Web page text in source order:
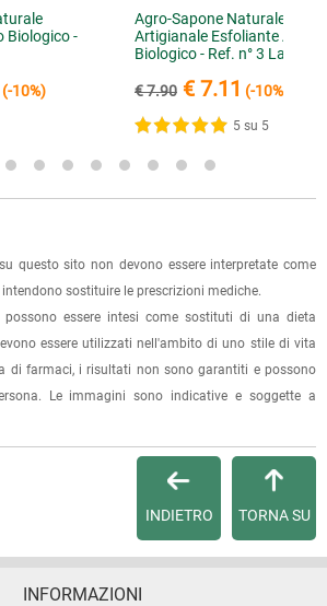
da anni ma solo saponi, da
i saponi della HERB SARDINIA uso
e nelle diverse profumazioni
verificata da eKomi
possibilità, seleziona l'opzione "Ritiro in
della scelta della modalità di
modo non ti verranno addebitate le
e sarai avvisato con una e-mail quando
da un riepilogo d'ordine,
se richiesta al momento dell'ordine
potrai verificare lo stato di lavorazione
spedizione.
contattaci via e-mail
Biologico -
(-10%)
Agro-Sapone Naturale
Artigianale Esfoliante Alloro
Biologico - Ref. n° 3 Lau
€ 7.90 € 7.11 (-10%)
5 su 5
questo sito non devono essere interpretate come
sostituire le prescrizioni mediche.
possono essere intesi come sostituti di una dieta
essere utilizzati nell'ambito di uno stile di vita
di farmaci, i risultati non sono garantiti e possono
Le immagini sono indicative e soggette a
TORNA SU
INDIETRO
INFORMAZIONI